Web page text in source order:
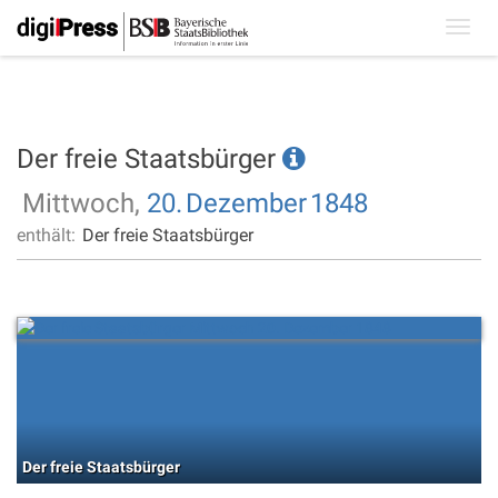
Der freie Staatsbürger
Mittwoch, 20. Dezember1848
enthält: Der freie Staatsbürger
Der freie Staatsbürger